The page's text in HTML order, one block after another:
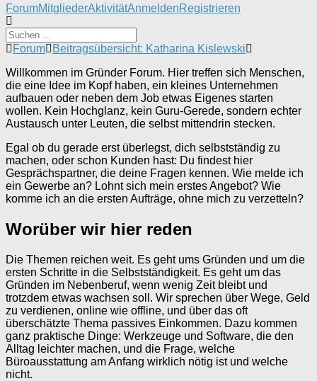
Forum-
Navigation
ForumMitgliederAktivitätAnmeldenRegistrieren
Forum-
-
Du
bist
hier:
Forum
Beitragsübersicht: Katharina Kislewski
Willkommen im Gründer Forum. Hier treffen sich Menschen,
die eine Idee im Kopf haben, ein kleines Unternehmen
aufbauen oder neben dem Job etwas Eigenes starten
wollen. Kein Hochglanz, kein Guru-Gerede, sondern echter
Austausch unter Leuten, die selbst mittendrin stecken.
Egal ob du gerade erst überlegst, dich selbstständig zu
machen, oder schon Kunden hast: Du findest hier
Gesprächspartner, die deine Fragen kennen. Wie melde ich
ein Gewerbe an? Lohnt sich mein erstes Angebot? Wie
komme ich an die ersten Aufträge, ohne mich zu verzetteln?
Worüber wir hier reden
Die Themen reichen weit. Es geht ums Gründen und um die
ersten Schritte in die Selbstständigkeit. Es geht um das
Gründen im Nebenberuf, wenn wenig Zeit bleibt und
trotzdem etwas wachsen soll. Wir sprechen über Wege, Geld
zu verdienen, online wie offline, und über das oft
überschätzte Thema passives Einkommen. Dazu kommen
ganz praktische Dinge: Werkzeuge und Software, die den
Alltag leichter machen, und die Frage, welche
Büroausstattung am Anfang wirklich nötig ist und welche
nicht.